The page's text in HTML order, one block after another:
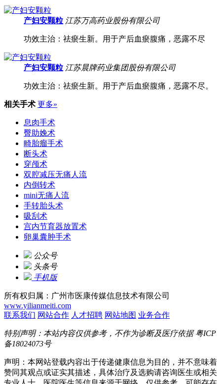
产妇安颗粒 江苏万高药业股份有限公司
功效主治：祛瘀生新。用于产后血瘀腹痛，恶露不尽
产妇安颗粒 江苏晨牌药业集团股份有限公司
功效主治：祛瘀生新。用于产后血瘀腹痛，恶露不尽。
相关手术 更多»
息肉手术
臀助娩术
畸胎瘤手术
断头术
穿颅术
双腔减压无痛人流
内倒转术
mini无痛人流
手转胎头术
吸刮术
宫内节育器放置术
卵巢囊肿手术
公众号
头条号
手机版
所有权归属：广州市医康传媒信息技术有限公司
www.yilianmeiti.com
联系我们 网站合作 人才招聘 网站地图 业务合作
特别声明：本站内容仅供参考，不作为诊断及医疗依据 粤ICP
备18024073号
声明：本网站登载内容出于传递健康信息为目的，并不意味着
赞同其观点或证实其描述，具体治疗及选购请咨询医生或相关